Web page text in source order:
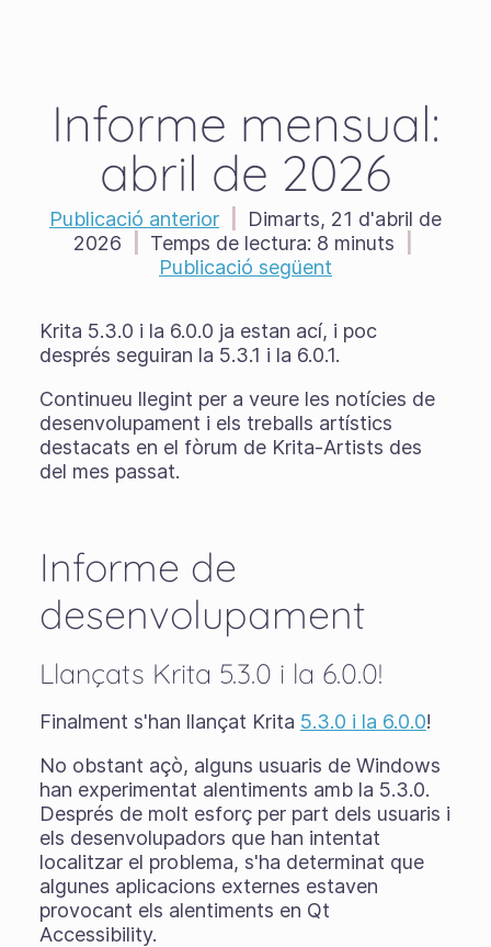
Informe mensual:
abril de 2026
Publicació anterior
Dimarts, 21 d'abril de
2026
Temps de lectura: 8 minuts
Publicació següent
Krita 5.3.0 i la 6.0.0 ja estan ací, i poc
després seguiran la 5.3.1 i la 6.0.1.
Continueu llegint per a veure les notícies de
desenvolupament i els treballs artístics
destacats en el fòrum de Krita-Artists des
del mes passat.
Informe de
desenvolupament
Llançats Krita 5.3.0 i la 6.0.0!
Finalment s'han llançat Krita 5.3.0 i la 6.0.0!
No obstant açò, alguns usuaris de Windows
han experimentat alentiments amb la 5.3.0.
Després de molt esforç per part dels usuaris i
els desenvolupadors que han intentat
localitzar el problema, s'ha determinat que
algunes aplicacions externes estaven
provocant els alentiments en Qt
Accessibility.